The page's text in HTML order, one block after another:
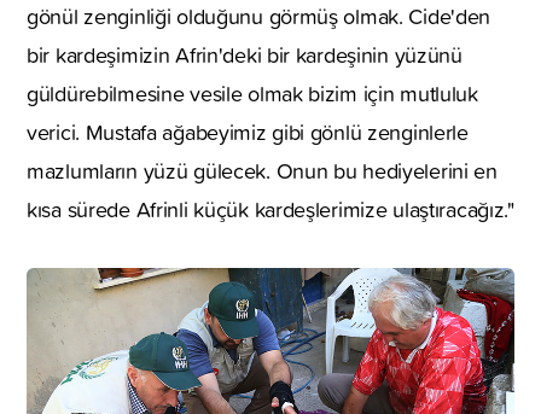
gönül zenginliği olduğunu görmüş olmak. Cide'den
bir kardeşimizin Afrin'deki bir kardeşinin yüzünü
güldürebilmesine vesile olmak bizim için mutluluk
verici. Mustafa ağabeyimiz gibi gönlü zenginlerle
mazlumların yüzü gülecek. Onun bu hediyelerini en
kısa sürede Afrinli küçük kardeşlerimize ulaştıracağız."